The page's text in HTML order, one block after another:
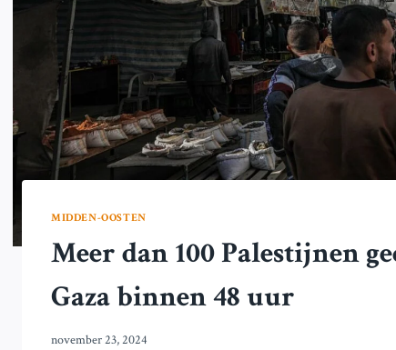
MIDDEN-OOSTEN
Meer dan 100 Palestijnen
Gaza binnen 48 uur
november 23, 2024